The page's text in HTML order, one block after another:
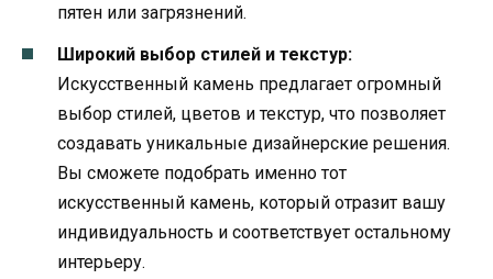
пятен или загрязнений.
Широкий выбор стилей и текстур:
Искусственный камень предлагает огромный
выбор стилей, цветов и текстур, что позволяет
создавать уникальные дизайнерские решения.
Вы сможете подобрать именно тот
искусственный камень, который отразит вашу
индивидуальность и соответствует остальному
интерьеру.